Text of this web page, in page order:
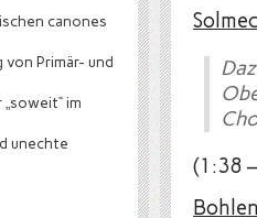
(1:38
canones
von Primär- und
„soweit“ im
unechte